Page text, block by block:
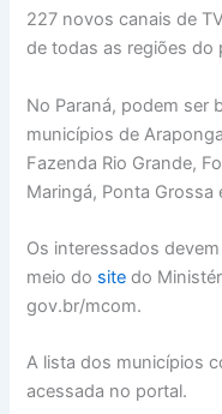
227 novos canais de
de todas as regiões do
No Paraná, podem ser
municípios de
Fazenda Rio Grande,
Maringá, Ponta Grossa
Os interessados
meio do sitedo
gov.br/mcom.
A lista dos municípios
acessada no portal.